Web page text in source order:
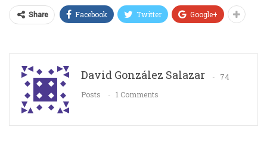
Share Facebook Twitter Google+
David González Salazar
74
Posts
1 Comments